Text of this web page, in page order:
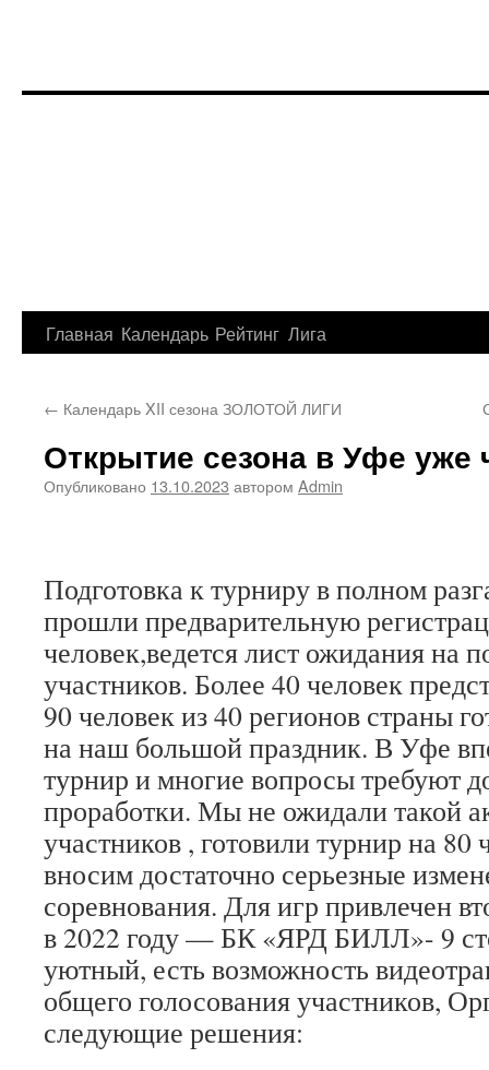
Перейти
содержимому
Главная Календарь Рейтинг Лига
← Календарь XII сезона ЗОЛОТОЙ ЛИГИ
Открытие сезона в Уфе уже
Опубликовано 13.10.2023 автором Admin
Подготовка к турниру в полном
прошли предварительную
человек,ведется лист ожидания на
участников. Более 40 человек
90 человек из 40 регионов страны
на наш большой праздник. В Уфе
турнир и многие вопросы требуют
проработки. Мы не ожидали такой
участников , готовили турнир на 80
вносим достаточно серьезные
соревнования. Для игр привлечен
в 2022 году — БК «ЯРД БИЛЛ»- 9
уютный, есть возможность
общего голосования участников,
следующие решения: